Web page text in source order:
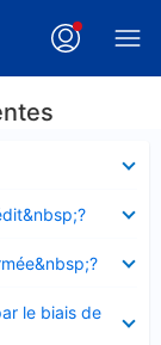
le biais de